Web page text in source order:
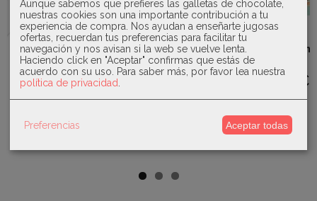
Kiokids -
Termo
sólidos
salvia 3722
22,00 €
Mayoral -
Conjunto
falda
estampada
Sardón -
Camiseta y
boxer baño
pez...
37,60 €
Kiokids -
protección
12,00 €
Aunque sabemos que prefieres las galletas de chocolate,
nuestras cookies son una importante contribución a tu
experiencia de compra. Nos ayudan a enseñarte jugosas
ofertas, recuerdan tus preferencias para facilitar tu
navegación y nos avisan si la web se vuelve lenta.
Haciendo click en "Aceptar" confirmas que estás de
acuerdo con su uso.
Para saber más, por favor lea nuestra
política de privacidad
Preferencias Aceptar todas